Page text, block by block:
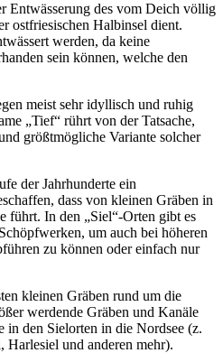
Entwässerung des vom Deich völlig
ostfriesischen Halbinsel dient.
werden, da keine
sein können, welche den
meist sehr idyllisch und ruhig
„Tief“ rührt von der Tatsache,
größtmögliche Variante solcher
der Jahrhunderte ein
dass von kleinen Gräben in
führt. In den „Siel“-Orten gibt es
um auch bei höheren
zu können oder einfach nur
kleinen Gräben rund um die
werdende Gräben und Kanäle
in den Sielorten in die Nordsee (z.
und anderen mehr).